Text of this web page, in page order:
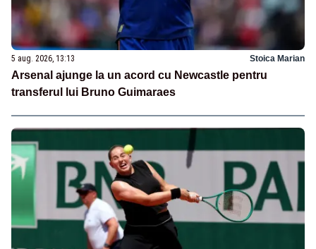
5 aug. 2026, 13:13 Stoica Marian
Arsenal ajunge la un acord cu Newcastle pentru
transferul lui Bruno Guimaraes